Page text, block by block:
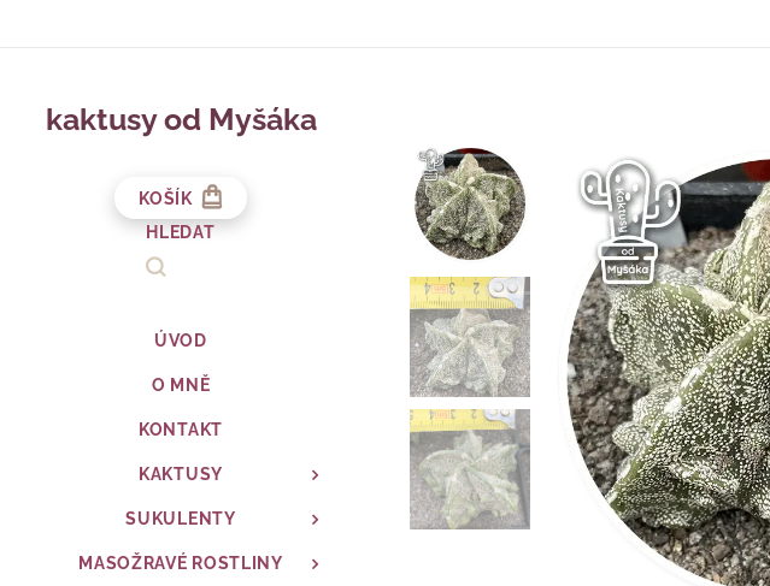
kaktusy od Myšáka
KOŠÍK
HLEDAT
ÚVOD
O MNĚ
KONTAKT
KAKTUSY
SUKULENTY
MASOŽRAVÉ ROSTLINY